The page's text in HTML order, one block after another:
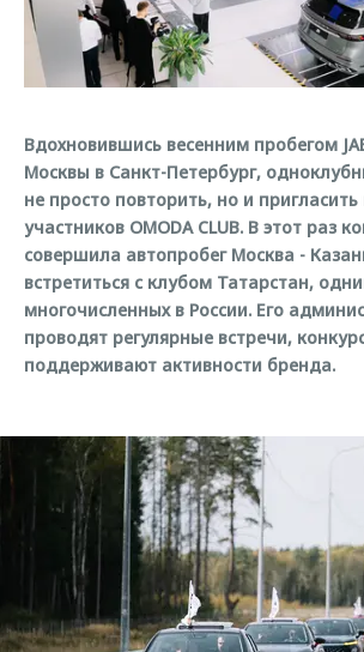
Страхование
Кредитный калькулятор
Одежда и сувениры
Оригинальные аксессуары
Запчасти
Трейд-ин
Калькулятор трейд-ин
Клиентская поддержка
O&J Автоклуб
Мы в соцсетях
Приложение O&J
Аксессуары
Одежда и сувениры
Оригинальные аксессуары
Запчасти
Правовая информация
Обратная связь
Вдохновившись весенним пробегом
Москвы в Санкт-Петербург,
не просто повторить, но и пригласить
участников OMODA CLUB. В этот раз
совершила автопробег Москва -
встретиться с клубом Татарстан,
многочисленных в России. Его
проводят регулярные встречи,
поддерживают активности бренда.